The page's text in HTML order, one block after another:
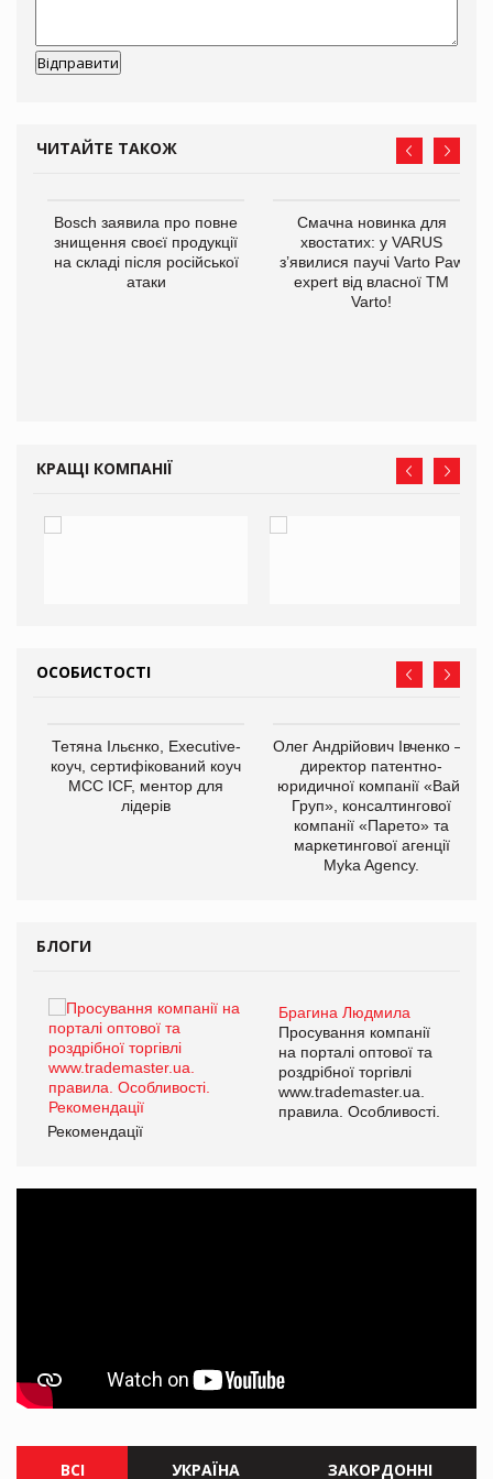
ЧИТАЙТЕ ТАКОЖ
Bosch заявила про повне
знищення своєї продукції
на складі після російської
атаки
Смачна новинка для
хвостатих: у VARUS
з’явилися паучі Varto Paw
expert від власної ТМ
Varto!
КРАЩІ КОМПАНІЇ
ОСОБИСТОСТІ
Тетяна Ільєнко, Executive-
коуч, сертифікований коуч
МСС ICF, ментор для
лідерів
Олег Андрійович Івченко —
директор патентно-
юридичної компанії «Вайз
Груп», консалтингової
компанії «Парето» та
маркетингової агенції
Myka Agency.
БЛОГИ
Брагина Людмила
Просування компанії
на порталі оптової та
роздрібної торгівлі
www.trademaster.ua.
правила. Особливості.
Рекомендації
ВСІ УКРАЇНА ЗАКОРДОННІ